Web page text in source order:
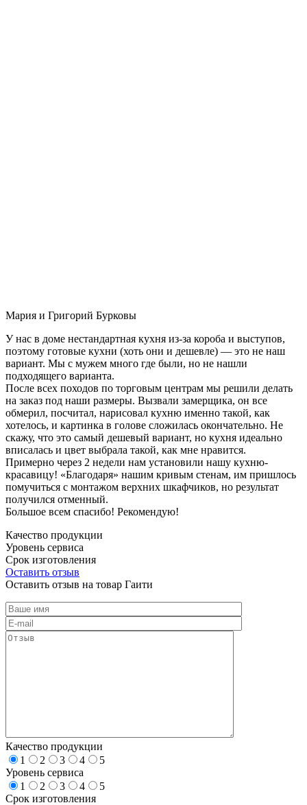
Мария и Григорий Бурковы
У нас в доме нестандартная кухня из-за короба и выступов,
поэтому готовые кухни (хоть они и дешевле) — это не наш
вариант. Мы с мужем много где были, но не нашли
подходящего варианта.
После всех походов по торговым центрам мы решили делать
на заказ под наши размеры. Вызвали замерщика, он все
обмерил, посчитал, нарисовал кухню именно такой, как
хотелось, и картинка в голове сложилась окончательно. Не
скажу, что это самый дешевый вариант, но кухня идеально
вписалась и цвет выбрала такой, как мне нравится.
Примерно через 2 недели нам установили нашу кухню-
красавицу! «Благодаря» нашим кривым стенам, им пришлось
помучиться с монтажом верхних шкафчиков, но результат
получился отменный.
Большое всем спасибо! Рекомендую!
Качество продукции
Уровень сервиса
Срок изготовления
Оставить отзыв
Оставить отзыв на товар Гаити
Качество продукции
1
2 3 4
5
Уровень сервиса
1
2 3 4
5
Срок изготовления